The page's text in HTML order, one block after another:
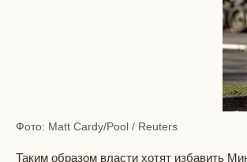
Фото: Matt Cardy/Pool / Reuters
Таким образом власти хотят избавить